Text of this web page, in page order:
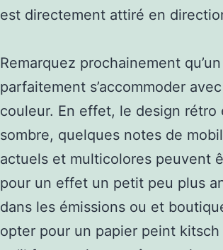
est directement attiré en
Remarquez prochainement
parfaitement s’accommoder
couleur. En effet, le design
sombre, quelques notes de
actuels et multicolores peuvent
pour un effet un petit peu plus
dans les émissions ou et
opter pour un papier peint